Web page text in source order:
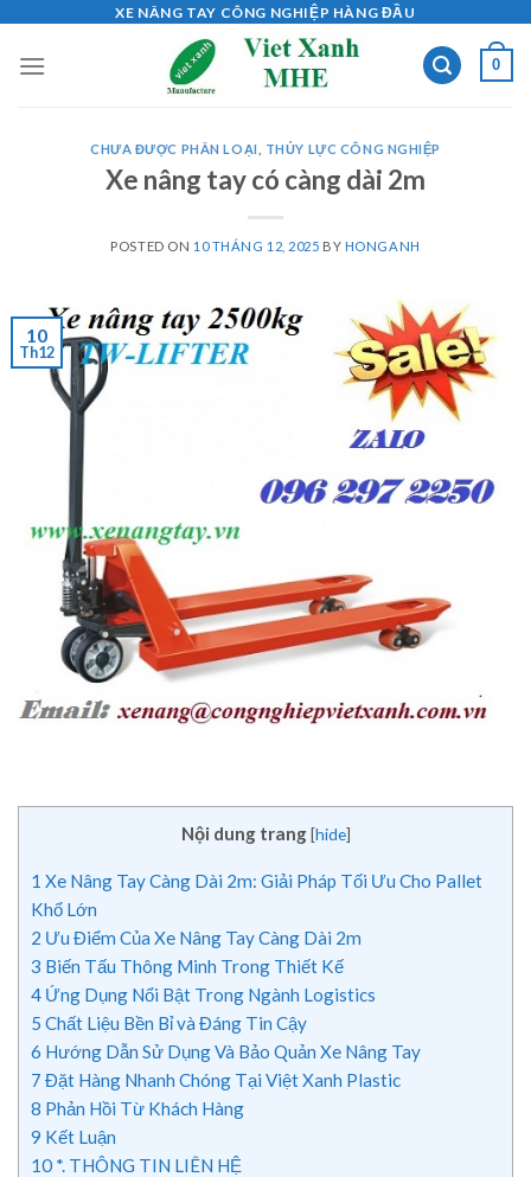
content
XE NÂNG TAY CÔNG NGHIỆP HÀNG ĐẦU
0
CHƯA ĐƯỢC PHÂN LOẠI THỦY LỰC CÔNG NGHIỆP
Xe nâng tay có càng dài 2m
POSTED ON 10 THÁNG 12, 2025 BY HONGANH
10
Th12
Nội dung trang [hide]
1 Xe Nâng Tay Càng Dài 2m: Giải Pháp Tối Ưu Cho Pallet
Khổ Lớn
2 Ưu Điểm Của Xe Nâng Tay Càng Dài 2m
3 Biến Tấu Thông Minh Trong Thiết Kế
4 Ứng Dụng Nổi Bật Trong Ngành Logistics
5 Chất Liệu Bền Bỉ và Đáng Tin Cậy
6 Hướng Dẫn Sử Dụng Và Bảo Quản Xe Nâng Tay
7 Đặt Hàng Nhanh Chóng Tại Việt Xanh Plastic
8 Phản Hồi Từ Khách Hàng
9 Kết Luận
10 *. THÔNG TIN LIÊN HỆ